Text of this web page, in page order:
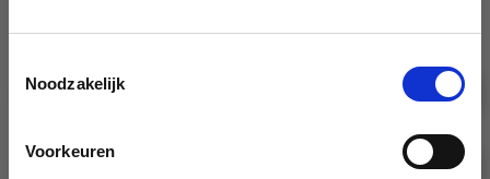
Noodzakelijk
Voorkeuren
Heer Mevrouw